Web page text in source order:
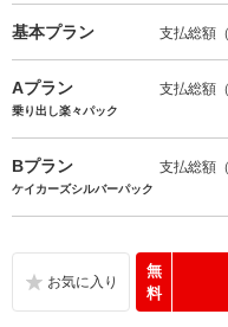
基本プラン 支払総額
Aプラン 支払総額
乗り出し楽々パック
Bプラン 支払総額
ケイカーズシルバーパック
無
料